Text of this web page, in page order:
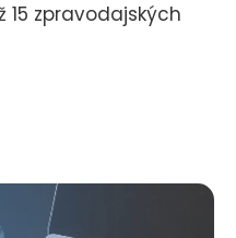
zpravodajských